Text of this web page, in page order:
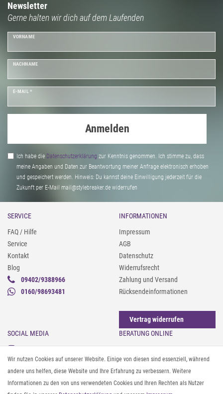
Newsletter
Gerne halten wir dich auf dem Laufenden
VORNAME
NACHNAME
E-MAIL *
Anmelden
Ich habe die Daten­schutz­erklärung zur Kenntnis genommen. Ich stimme zu, dass
meine Angaben und Daten zur Beantwortung meiner Anfrage elektronisch erhoben
und gespeichert werden. Hinweis: Du kannst deine Einwilligung jederzeit für die
Zukunft per E-Mail mail@stylebreaker.de widerrufen
SERVICE
FAQ / Hilfe
Service
Kontakt
Blog
09402/9388966
0160/98693481
INFORMATIONEN
Impressum
AGB
Datenschutz
Widerrufsrecht
Zahlung und Versand
Rücksendeinformationen
Vertrag widerrufen
SOCIAL MEDIA
Instagram
Facebook
Pinterest
Twitter
BERATUNG ONLINE
Gürtel messen & kürzen
Sonnenbrillen & UV-Schutz
Textilpflege
Textil- und Material-Guide
Wir nutzen Cookies auf unserer Website. Einige von diesen sind essenziell, während
andere uns helfen, diese Website und Ihre Erfahrung zu verbessern. Weitere
Informationen zu den von uns verwendeten Cookies und Ihren Rechten als Nutzer